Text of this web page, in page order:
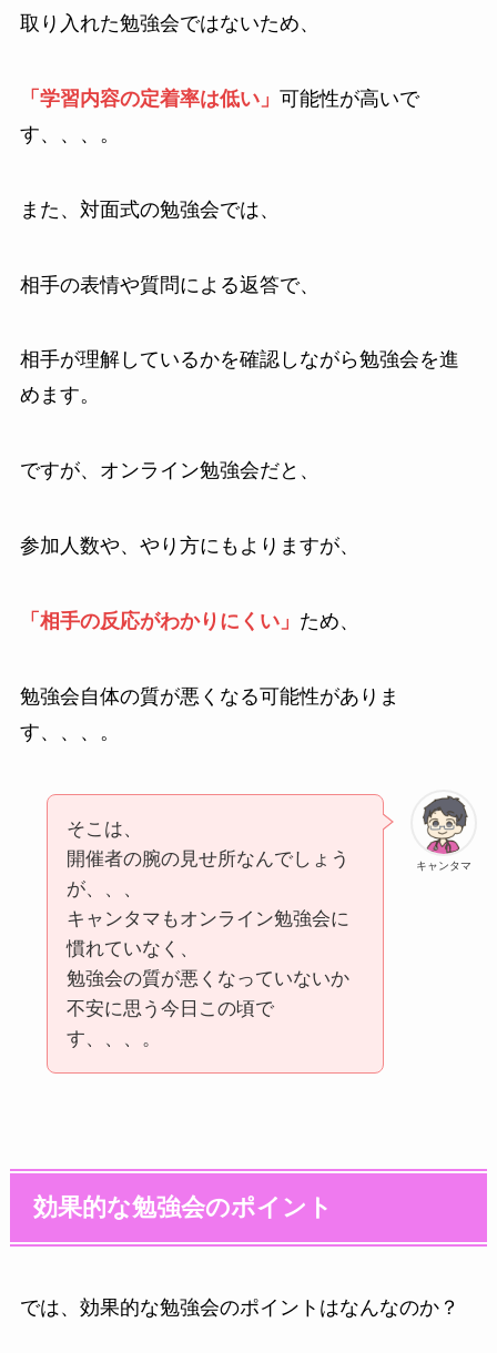
取り入れた勉強会ではないため、
「学習内容の定着率は低い」 可能性が高いで
す、、、。
また、対面式の勉強会では、
相手の表情や質問による返答で、
相手が理解しているかを確認しながら勉強会を進
めます。
ですが、オンライン勉強会だと、
参加人数や、やり方にもよりますが、
「相手の反応がわかりにくい」 ため、
勉強会自体の質が悪くなる可能性がありま
す、、、。
キャンタマ
そこは、
開催者の腕の見せ所なんでしょう
が、、、
キャンタマもオンライン勉強会に
慣れていなく、
勉強会の質が悪くなっていないか
不安に思う今日この頃で
す、、、。
効果的な勉強会のポイント
では、効果的な勉強会のポイントはなんなのか？